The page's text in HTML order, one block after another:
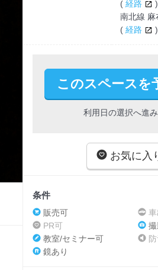
( 経路
)
南北線 麻
( 経路 )
このスペースを
利用日の選択へ進
お気に入
条件
販売可
PR可
教室/セミナー可
鏡あり